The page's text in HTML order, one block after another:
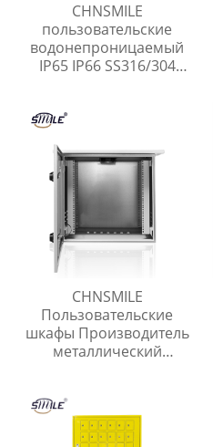
CHNSMILE
пользовательские
водонепроницаемый
IP65 IP66 SS316/304
электрические шкафы
CHNSMILE
Пользовательские
шкафы Производитель
металлический